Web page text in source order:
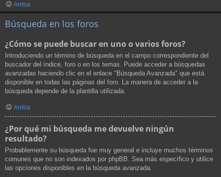
Arriba
Búsqueda en los foros
¿Cómo se puede buscar en uno o varios foros?
Introduciendo un término de búsqueda en el campo correspondiente del
buscador del índice, foro o en los temas. Puede acceder a búsquedas
avanzadas haciendo clic en el enlace "Búsqueda Avanzada" que está
disponible en todas las páginas del foro. La manera de acceder a la
búsqueda depende de la plantilla utilizada.
Arriba
¿Por qué mi búsqueda me devuelve ningún
resultado?
Probablemente su búsqueda fue muy general e incluye muchos términos
comunes que no son indexados por phpBB. Sea más específico y utilice
las opciones disponibles en la búsqueda avanzada.